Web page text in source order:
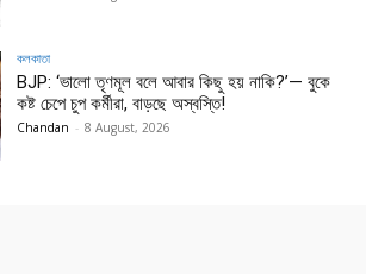
কলকাতা
BJP: ‘ভালো তৃণমূল বলে আবার কিছু হয় নাকি?’— বুকে
কষ্ট চেপে চুপ কর্মীরা, বাড়ছে অস্বস্তি!
Chandan - 8 August, 2026